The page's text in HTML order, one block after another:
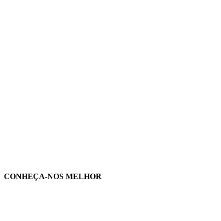
CONHEÇA-NOS MELHOR